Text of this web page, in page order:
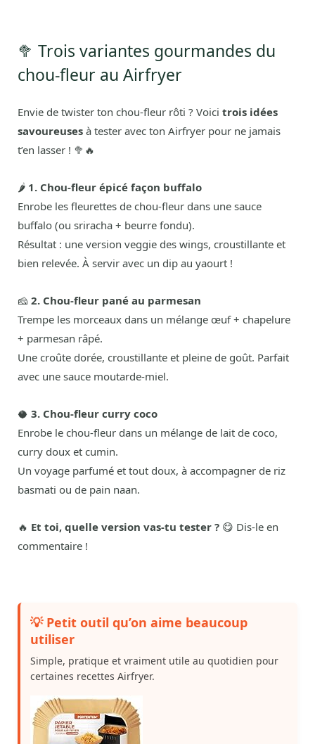
🥦 Trois variantes gourmandes du
chou-fleur au Airfryer
Envie de twister ton chou-fleur rôti ? Voici trois idées
savoureuses à tester avec ton Airfryer pour ne jamais
t’en lasser ! 🥦🔥
🌶️ 1. Chou-fleur épicé façon buffalo
Enrobe les fleurettes de chou-fleur dans une sauce
buffalo (ou sriracha + beurre fondu).
Résultat : une version veggie des wings, croustillante et
bien relevée. À servir avec un dip au yaourt !
🧀 2. Chou-fleur pané au parmesan
Trempe les morceaux dans un mélange œuf + chapelure
+ parmesan râpé.
Une croûte dorée, croustillante et pleine de goût. Parfait
avec une sauce moutarde-miel.
🥥 3. Chou-fleur curry coco
Enrobe le chou-fleur dans un mélange de lait de coco,
curry doux et cumin.
Un voyage parfumé et tout doux, à accompagner de riz
basmati ou de pain naan.
🔥 Et toi, quelle version vas-tu tester ? 😋 Dis-le en
commentaire !
💡 Petit outil qu’on aime beaucoup
utiliser
Simple, pratique et vraiment utile au quotidien pour
certaines recettes Airfryer.